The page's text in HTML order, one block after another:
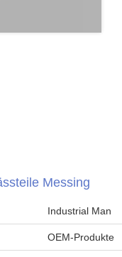
Messing
Industrial Man
OEM-Produkte